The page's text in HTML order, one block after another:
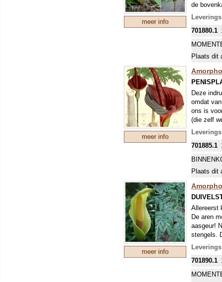
meer info
de
spikkels.
bloei
701880.1
Plaats dit
meer info
Deze
omdat
ons is
(die zelf
hoog!
gewoon
De
de plant
cocopeat.
na
gezonde
701885.1
Plaats dit
meer info
Allereerst
De aren
aasgeur!
stengels.
701890.1